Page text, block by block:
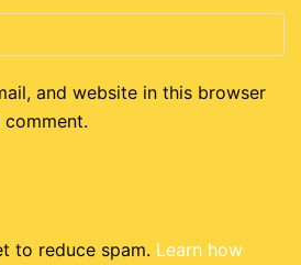
and website in this browser
to reduce spam. Learn how